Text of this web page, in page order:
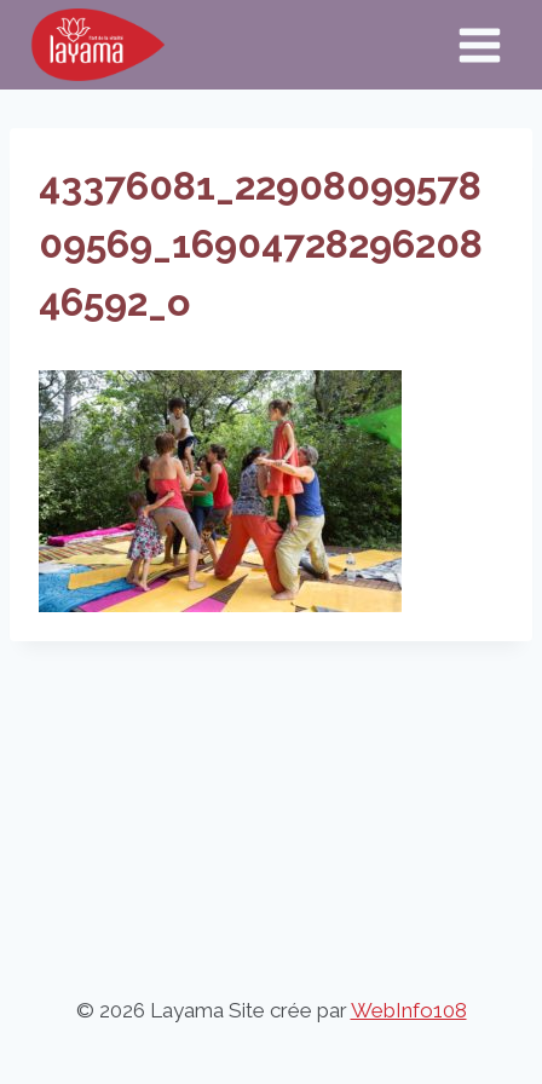
Aller
contenu
43376081_22908099578
09569_16904728296208
46592_o
© 2026 Layama Site crée parWebInfo108